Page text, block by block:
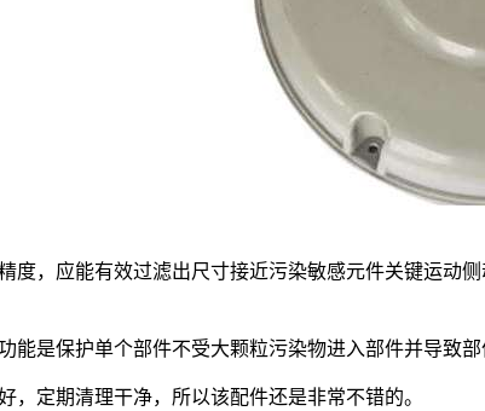
，应能有效过滤出尺寸接近污染敏感元件关键运动
是保护单个部件不受大颗粒污染物进入部件并导致部
定期清理干净，所以该配件还是非常不错的。